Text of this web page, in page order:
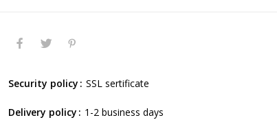
Security policy SSL sertificate
Delivery policy 1-2 business days